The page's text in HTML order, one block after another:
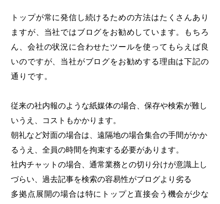
トップが常に発信し続けるための方法はたくさんあり
ますが、当社ではブログをお勧めしています。もちろ
ん、会社の状況に合わせたツールを使ってもらえば良
いのですが、当社がブログをお勧めする理由は下記の
通りです。
従来の社内報のような紙媒体の場合、保存や検索が難し
いうえ、コストもかかります。
朝礼など対面の場合は、遠隔地の場合集合の手間がかか
るうえ、全員の時間を拘束する必要があります。
社内チャットの場合、通常業務との切り分けが意識上し
づらい、過去記事を検索の容易性がブログより劣る
多拠点展開の場合は特にトップと直接会う機会が少な